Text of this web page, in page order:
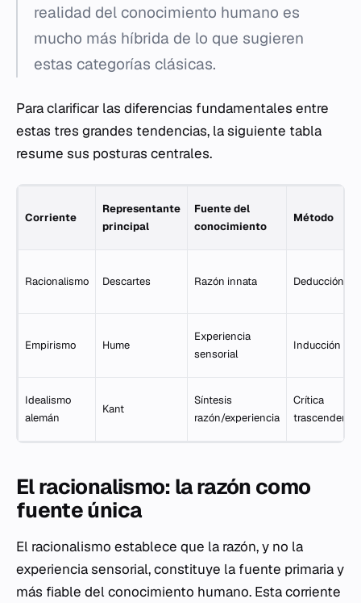
realidad del conocimiento humano es
mucho más híbrida de lo que sugieren
estas categorías clásicas.
Para clarificar las diferencias fundamentales entre
estas tres grandes tendencias, la siguiente tabla
resume sus posturas centrales.
Corriente
Representante
principal
Fuente del
conocimiento
Método
Racionalismo Descartes Razón innata Deducción
Empirismo Hume
Experiencia
sensorial
Inducción
Idealismo
alemán
Kant
Síntesis
razón/experiencia
Crítica
trascendental
El racionalismo: la razón como
fuente única
El racionalismo establece que la razón, y no la
experiencia sensorial, constituye la fuente primaria y
más fiable del conocimiento humano. Esta corriente